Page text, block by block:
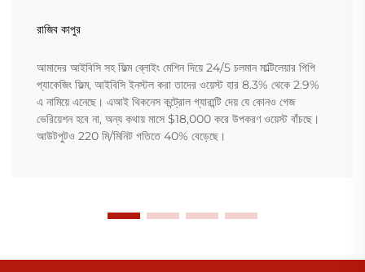
রাজিব কাপুর
আমাদের আইবিসি সহ ফিল্ম ব্লোইং মেশিন দিয়ে 24/5 চলমান মাল্টিলেয়ার পিপি
প্যাকেজিং ফিল্ম, আইবিসি ইনস্টল করা তাদের ওয়েস্ট হার 8.3% থেকে 2.9%
এ নামিয়ে এনেছে। এআই থিকনেস কন্ট্রোল গ্যারান্টি দেয় যে কোনও গেজ
ভেরিয়েশন হবে না, অন্য কথায় মাসে $18,000 করে উপকরণ ওয়েস্ট বাঁচছে।
আউটপুটও 220 মি/মিনিট গতিতে 40% বেড়েছে।